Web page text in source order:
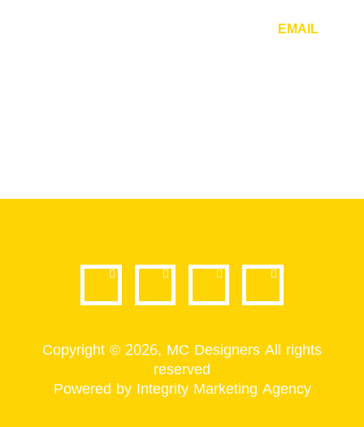
EMAIL
Copyright © 2026, MC Designers All rights
reserved
Powered by Integrity Marketing Agency